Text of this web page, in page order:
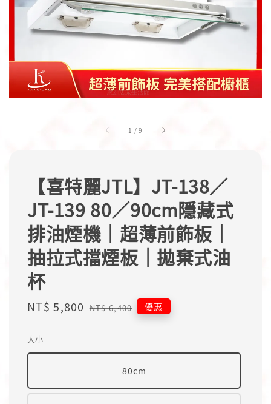
1 /9
【喜特麗JTL】JT-138／
JT-139 80／90cm隱藏式
排油煙機｜超薄前飾板｜
抽拉式擋煙板｜拋棄式油
杯
Sale
NT$ 5,800 Regular
NT$ 6,400 優惠
大小
80cm